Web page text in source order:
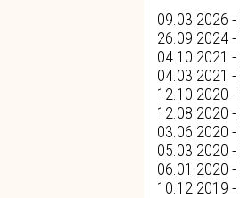
09.03.2026 -
26.09.2024 -
04.10.2021 -
04.03.2021 -
12.10.2020 -
12.08.2020 -
03.06.2020 -
05.03.2020 -
06.01.2020 -
10.12.2019 -